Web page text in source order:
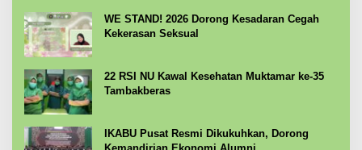
WE STAND! 2026 Dorong Kesadaran Cegah
Kekerasan Seksual
22 RSI NU Kawal Kesehatan Muktamar ke-35
Tambakberas
IKABU Pusat Resmi Dikukuhkan, Dorong